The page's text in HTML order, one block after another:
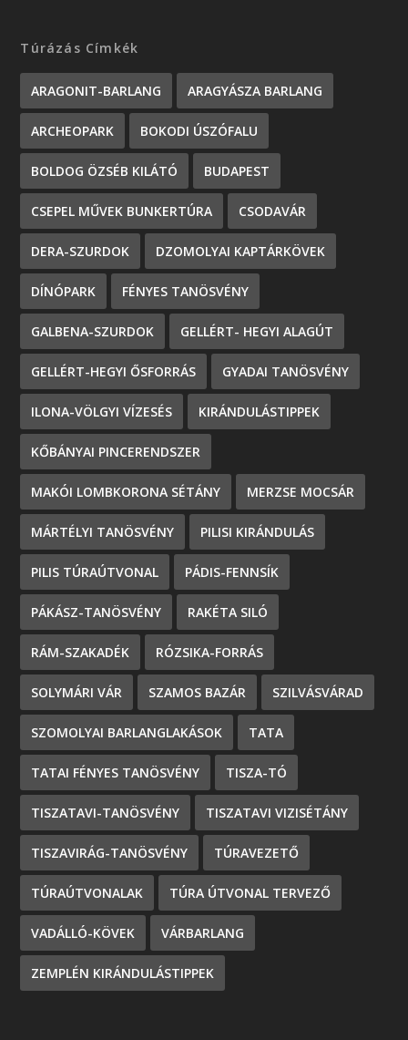
Túrázás Címkék
ARAGONIT-BARLANG ARAGYÁSZA BARLANG
ARCHEOPARK BOKODI ÚSZÓFALU
BOLDOG ÖZSÉB KILÁTÓ BUDAPEST
CSEPEL MŰVEK BUNKERTÚRA CSODAVÁR
DERA-SZURDOK DZOMOLYAI KAPTÁRKÖVEK
DÍNÓPARK FÉNYES TANÖSVÉNY
GALBENA-SZURDOK GELLÉRT- HEGYI ALAGÚT
GELLÉRT-HEGYI ŐSFORRÁS GYADAI TANÖSVÉNY
ILONA-VÖLGYI VÍZESÉS KIRÁNDULÁSTIPPEK
KŐBÁNYAI PINCERENDSZER
MAKÓI LOMBKORONA SÉTÁNY MERZSE MOCSÁR
MÁRTÉLYI TANÖSVÉNY PILISI KIRÁNDULÁS
PILIS TÚRAÚTVONAL PÁDIS-FENNSÍK
PÁKÁSZ-TANÖSVÉNY RAKÉTA SILÓ
RÁM-SZAKADÉK RÓZSIKA-FORRÁS
SOLYMÁRI VÁR SZAMOS BAZÁR SZILVÁSVÁRAD
SZOMOLYAI BARLANGLAKÁSOK TATA
TATAI FÉNYES TANÖSVÉNY TISZA-TÓ
TISZATAVI-TANÖSVÉNY TISZATAVI VIZISÉTÁNY
TISZAVIRÁG-TANÖSVÉNY TÚRAVEZETŐ
TÚRAÚTVONALAK TÚRA ÚTVONAL TERVEZŐ
VADÁLLÓ-KÖVEK VÁRBARLANG
ZEMPLÉN KIRÁNDULÁSTIPPEK